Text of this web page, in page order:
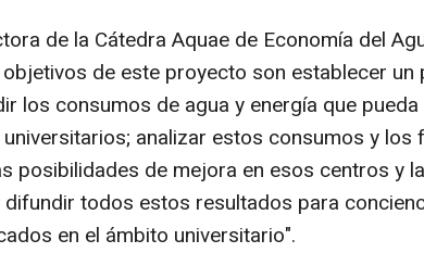
de la Cátedra Aquae de Economía del
de este proyecto son establecer
los consumos de agua y energía que
analizar estos consumos y los
posibilidades de mejora en esos centros y
todos estos resultados para
en el ámbito universitario".